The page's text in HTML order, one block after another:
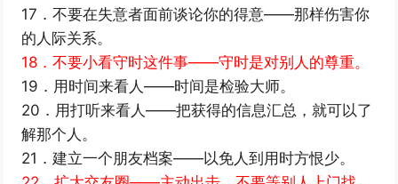
17．不要在失意者面前谈论你的得意——那样伤害你
的人际关系。
18．不要小看守时这件事——守时是对别人的尊重。
19．用时间来看人——时间是检验大师。
20．用打听来看人——把获得的信息汇总，就可以了
解那个人。
21．建立一个朋友档案——以免人到用时方恨少。